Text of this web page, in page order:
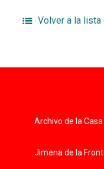
Volver a la
Archivo de la
Jimena de la